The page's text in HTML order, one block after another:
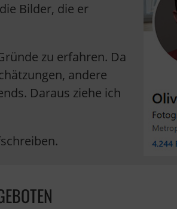
Bilder, die er
zu erfahren. Da
andere
Daraus ziehe ich